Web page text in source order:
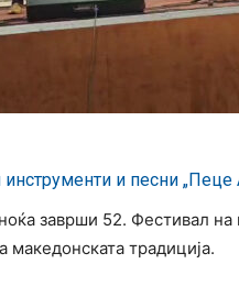
и песни „Пеце
заврши 52. Фестивал
македонската традиција.